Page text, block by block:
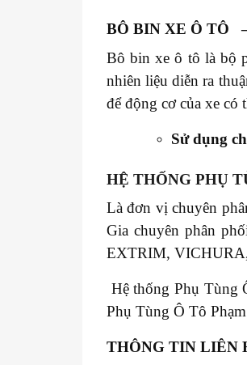
BÔ BIN XE Ô TÔ –
Bô bin xe ô tô là bộ
nhiên liệu diễn ra
để động cơ của xe
Sử dụng
HỆ THỐNG PHỤ
Là đơn vị chuyên
Gia chuyên phân
EXTRIM,
Hệ thống Phụ Tùng
Phụ Tùng Ô Tô
THÔNG TIN LIÊN